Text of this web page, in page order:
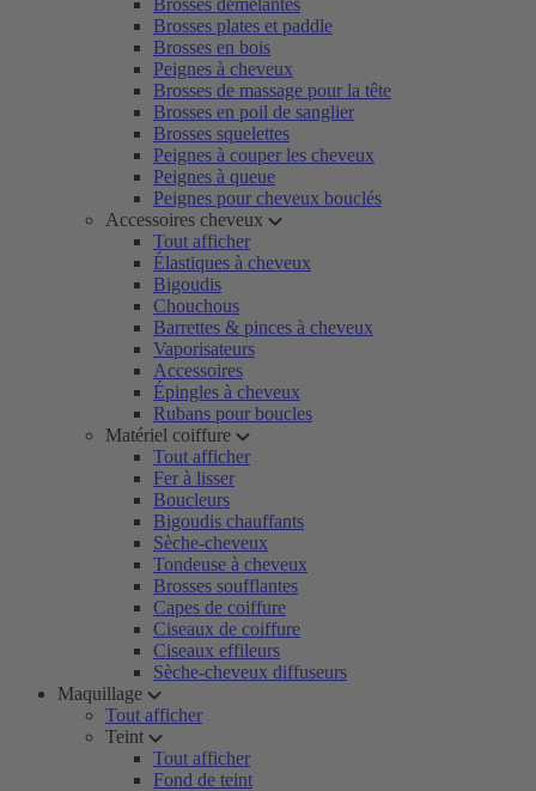
Brosses démêlantes
Brosses plates et paddle
Brosses en bois
Peignes à cheveux
Brosses de massage pour la tête
Brosses en poil de sanglier
Brosses squelettes
Peignes à couper les cheveux
Peignes à queue
Peignes pour cheveux bouclés
Accessoires cheveux
Tout afficher
Élastiques à cheveux
Bigoudis
Chouchous
Barrettes & pinces à cheveux
Vaporisateurs
Accessoires
Épingles à cheveux
Rubans pour boucles
Matériel coiffure
Tout afficher
Fer à lisser
Boucleurs
Bigoudis chauffants
Sèche-cheveux
Tondeuse à cheveux
Brosses soufflantes
Capes de coiffure
Ciseaux de coiffure
Ciseaux effileurs
Sèche-cheveux diffuseurs
Maquillage
Tout afficher
Teint
Tout afficher
Fond de teint